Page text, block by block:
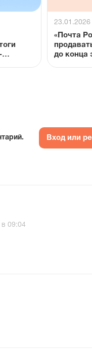
23.01.2026
«Почта
до конца
Вход или
09:04